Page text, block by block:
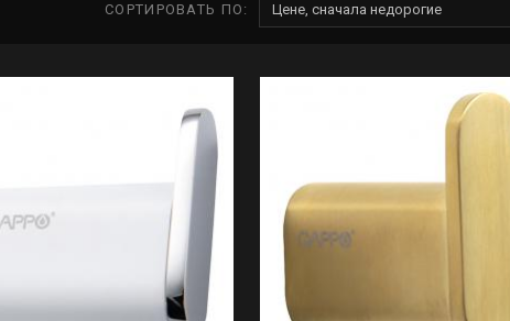
СОРТИРОВАТЬ ПО: Цене, сначала недорогие